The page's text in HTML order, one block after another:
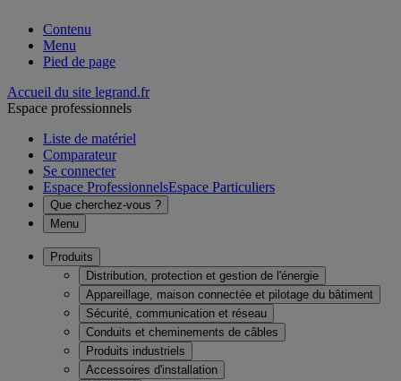
Contenu
Menu
Pied de page
Accueil du site legrand.fr
Espace professionnels
Liste de matériel
Comparateur
Se connecter
Espace ProfessionnelsEspace Particuliers
Que cherchez-vous ?
Menu
Produits
Distribution, protection et gestion de l'énergie
Appareillage, maison connectée et pilotage du bâtiment
Sécurité, communication et réseau
Conduits et cheminements de câbles
Produits industriels
Accessoires d'installation